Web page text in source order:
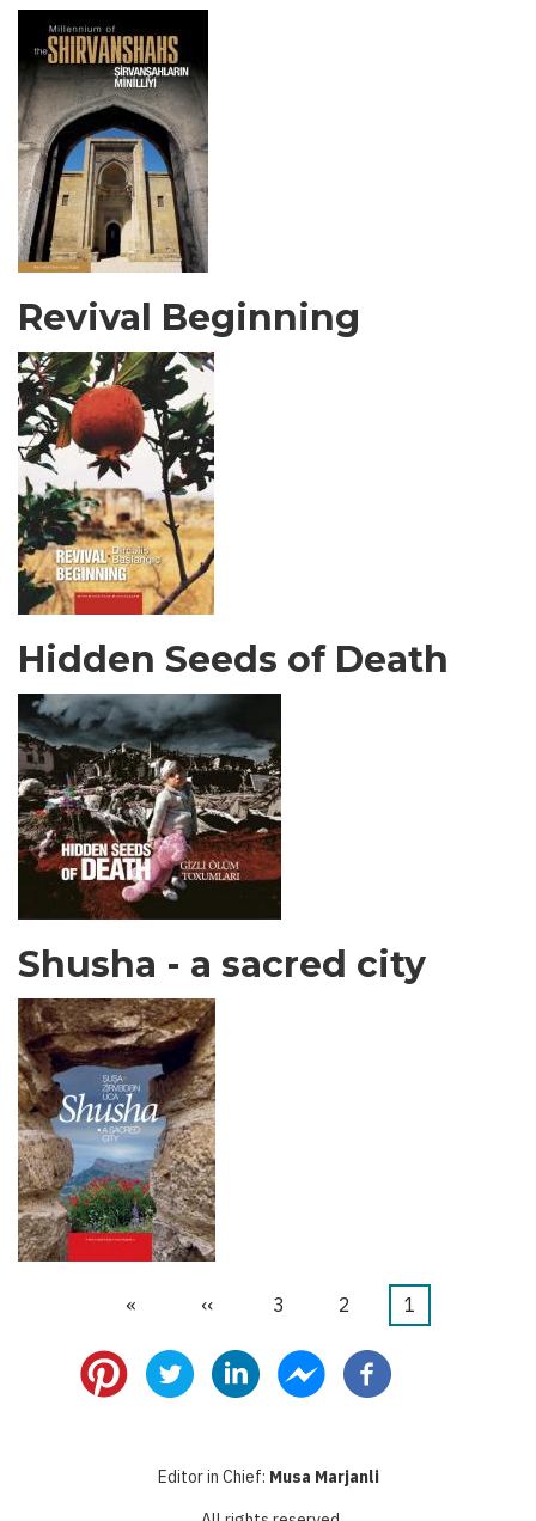
Revival Beginning
Hidden Seeds of Death
Shusha - a sacred city
Pagination
Current
1 الصفحة
2 الصفحة
3
Next
››
Last
»
Editor in Chief: Musa Marjanli